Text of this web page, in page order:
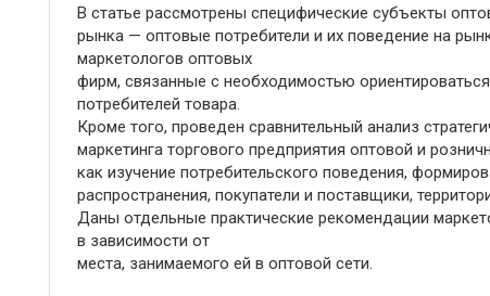
В статье рассмотрены специфические субъекты
рынка — оптовые потребители и их поведение на
маркетологов оптовых
фирм, связанные с необходимостью
потребителей товара.
Кроме того, проведен сравнительный анализ
маркетинга торгового предприятия оптовой и
как изучение потребительского поведения,
распространения, покупатели и поставщики,
Даны отдельные практические рекомендации
в зависимости от
места, занимаемого ей в оптовой сети.